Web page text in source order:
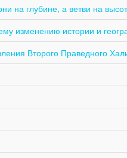
на глубине, а ветви на
изменению истории и
Второго Праведного